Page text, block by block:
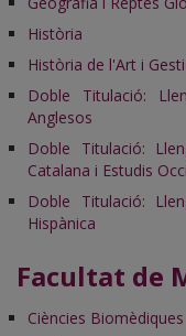
Història
Història de l'Art i
Doble Titulació:
Anglesos
Doble Titulació:
Catalana i Estudis
Doble Titulació:
Hispànica
Facultat de
Ciències Biomèdiques